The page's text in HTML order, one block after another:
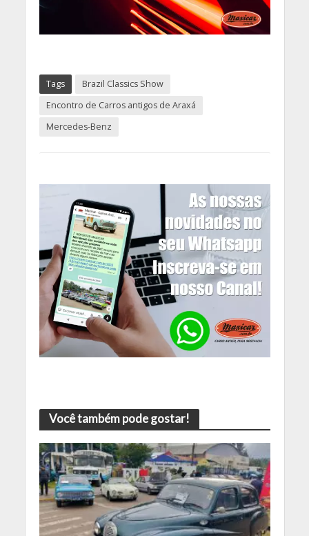
Tags
Brazil Classics Show
Encontro de Carros antigos de Araxá
Mercedes-Benz
Você também pode gostar!